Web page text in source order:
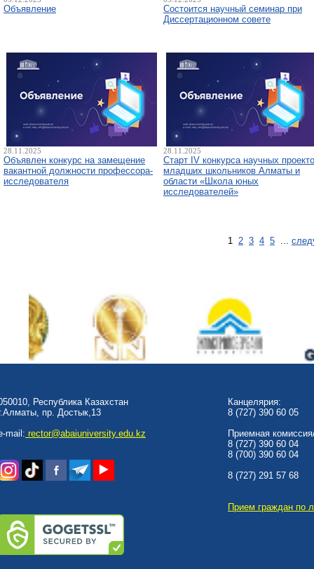
Объявление
Состоится научный семинар при
Диссертационном совете
28.11.2025
Объявлен конкурс на замещение
вакантной должности профессора-
исследователя
28.11.2025
Старт IV конкурса научных
младших школьников Алматы и
области «Школа юных
исследователей»
1 2 3 4 5 ...
Республика Казахстан
пр. Достык,13
mail: rector@abaiuniversity.edu.kz
Канцелярия:
8 (727) 390 60 05
Приемная
8 (727) 390 60 04
8 (700) 390 60 04
8 (727) 291 57 68
Прием граждан по